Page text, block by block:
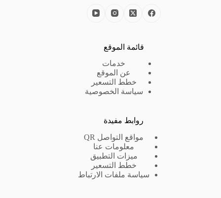
قائمة الموقع
خدمات
عن الموقع
خطط التسعير
سياسة الخصوصية
روابط مفيدة
مواقع التواصل QR
معلومات عنا
ميزات التطبيق
خطط التسعير
سياسة ملفات الارتباط